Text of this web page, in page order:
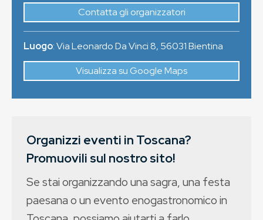
Contatta gli organizzatori
Luogo:Via Leonardo Da Vinci 8, 56031Bientina
Visualizza su Google Maps
Organizzi eventi in Toscana?
Promuovili sul nostro sito!
Se stai organizzando una sagra, una festa
paesana o un evento enogastronomico in